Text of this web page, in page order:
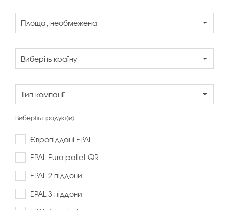
Площа, необмежена
Виберіть країну
Тип компанії
Виберіть продукт(и)
Європіддоні EPAL
EPAL Euro pallet QR
EPAL 2 піддони
EPAL 3 піддони